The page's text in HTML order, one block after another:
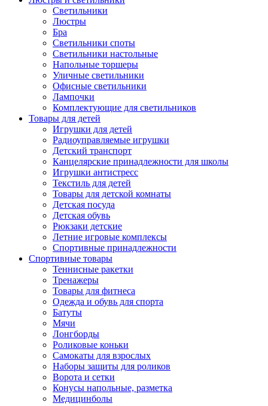
Светильники
Люстры
Бра
Светильники споты
Светильники настольные
Напольные торшеры
Уличные светильники
Офисные светильники
Лампочки
Комплектующие для светильников
Товары для детей
Игрушки для детей
Радиоуправляемые игрушки
Детский транспорт
Канцелярские принадлежности для школы
Игрушки антистресс
Текстиль для детей
Товары для детской комнаты
Детская посуда
Детская обувь
Рюкзаки детские
Летние игровые комплексы
Спортивные принадлежности
Спортивные товары
Теннисные ракетки
Тренажеры
Товары для фитнеса
Одежда и обувь для спорта
Батуты
Мячи
Лонгборды
Роликовые коньки
Самокаты для взрослых
Наборы защиты для роликов
Ворота и сетки
Конусы напольные, разметка
Медицинболы